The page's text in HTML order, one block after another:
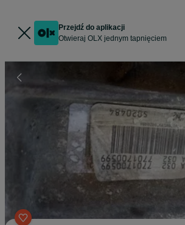
Przejdź do aplikacji
Otwieraj OLX jednym tapnięciem